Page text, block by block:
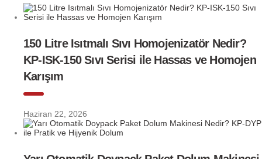
150 Litre Isıtmalı Sıvı Homojenizatör Nedir?
KP-ISK-150 Sıvı Serisi ile Hassas ve Homojen
Karışım
Haziran 22, 2026